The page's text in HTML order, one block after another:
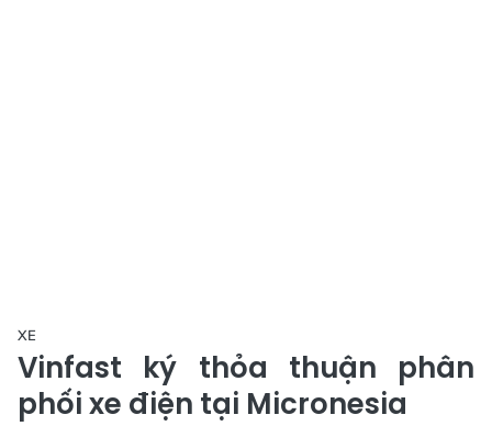
XE
Vinfast ký thỏa thuận phân
phối xe điện tại Micronesia